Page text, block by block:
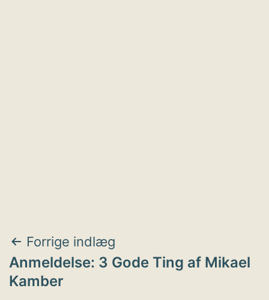
Indlægsnavigation
Forrige indlæg
Anmeldelse: 3 Gode Ting af Mikael
Kamber